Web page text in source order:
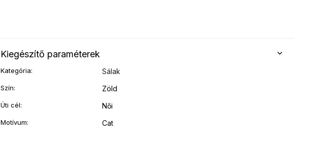
Kiegészítő paraméterek
Kategória: Sálak
Szín: Zöld
Úti cél: Női
Motívum: Cat